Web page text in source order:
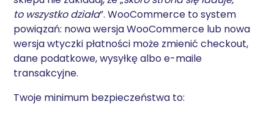
to wszystko działa”. WooCommerce to system
powiązań: nowa wersja WooCommerce lub nowa
wersja wtyczki płatności może zmienić checkout,
dane podatkowe, wysyłkę albo e-maile
transakcyjne.
Twoje minimum bezpieczeństwa to: